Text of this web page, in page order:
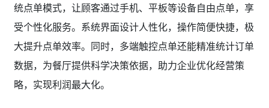
统点单模式，让顾客通过手机、平板等设备自由点单，享
受个性化服务。系统界面设计人性化，操作简便快捷，极
大提升点单效率。同时，多端触控点单还能精准统计订单
数据，为餐厅提供科学决策依据，助力企业优化经营策
略，实现利润最大化。